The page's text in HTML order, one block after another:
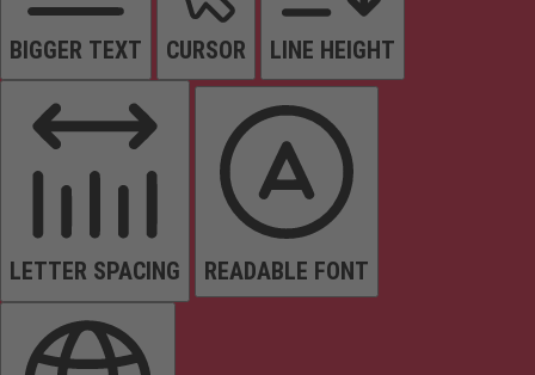
BIGGER TEXT CURSOR LINE HEIGHT
LETTER SPACING READABLE FONT